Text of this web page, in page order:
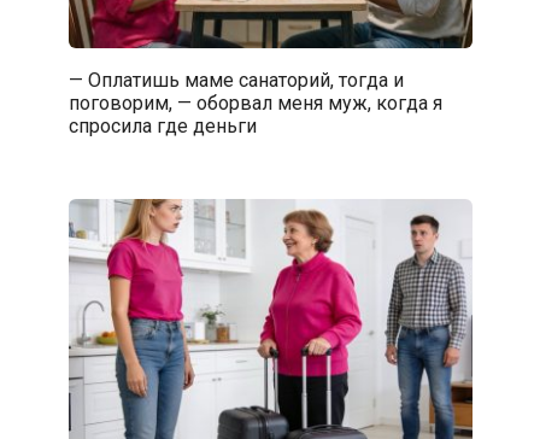
— Оплатишь маме санаторий, тогда и
поговорим, — оборвал меня муж, когда я
спросила где деньги